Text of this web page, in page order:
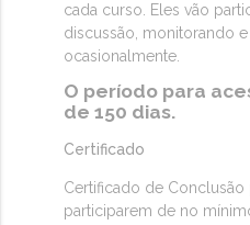
cada curso. Eles vão
discussão, monitorando
ocasionalmente.
O período para
de 150 dias.
Certificado
Certificado de Conclusão
participarem de no